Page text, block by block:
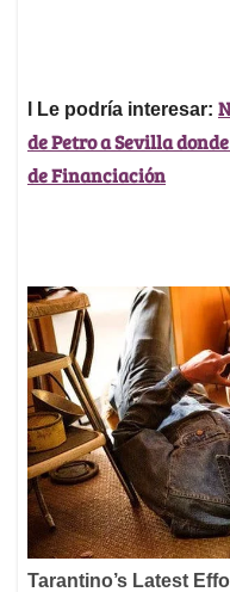
l Le podría interesar:
de Petro a Sevilla
de Financiación